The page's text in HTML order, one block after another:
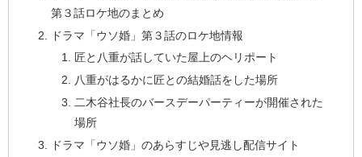
第３話ロケ地のまとめ
ドラマ「ウソ婚」第３話のロケ地情報
匠と八重が話していた屋上のヘリポート
八重がはるかに匠との結婚話をした場所
二木谷社長のバースデーパーティーが開催された
場所
ドラマ「ウソ婚」のあらすじや見逃し配信サイト